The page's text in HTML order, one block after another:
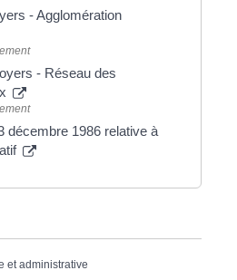
- Agglomération
- Réseau des
décembre 1986 relative à
et administrative